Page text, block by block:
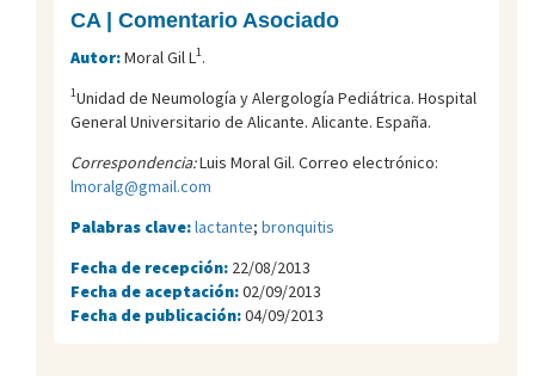
CA | Comentario Asociado
Autor:Moral Gil L 1.
1Unidad de Neumología y Alergología Pediátrica. Hospital
General Universitario de Alicante. Alicante. España.
Correspondencia:Luis Moral Gil. Correo electrónico:
lmoralg@gmail.com
Palabras clave:lactante; bronquitis
Fecha de recepción: 22/08/2013
Fecha de aceptación:02/09/2013
Fecha de publicación:04/09/2013